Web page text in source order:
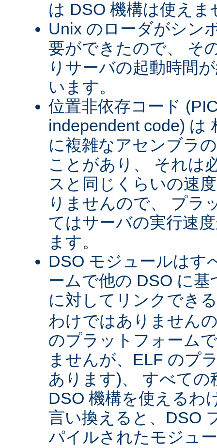
は DSO 機構は使えま
Unix のローダがシン
要ができたので、 そ
りサーバの起動時間
います。
位置非依存コード
independent code) は
に複雑なアセンブラ
ことがあり、 それは
スと同じくらいの速
りませんので、 プラ
てはサーバの実行速
ます。
DSO モジュールはす
ームで他の DSO に
に対してリンクでき
わけではありません
のプラットフォーム
ませんが、ELF のプ
あります)、 すべて
DSO 機構を使えるわ
言い換えると、DSO
パイルされたモジュ